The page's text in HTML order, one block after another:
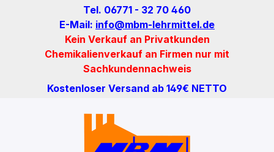
Zum Hauptinhalt springenTel. 06771 - 32 70 460
E-Mail: info@mbm-lehrmittel.de
Kein Verkauf an Privatkunden
Chemikalienverkauf an Firmen nur mit
Sachkundennachweis
Kostenloser Versand ab 149€ NETTO